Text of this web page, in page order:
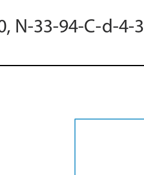
N-33-94-C-d-4-3